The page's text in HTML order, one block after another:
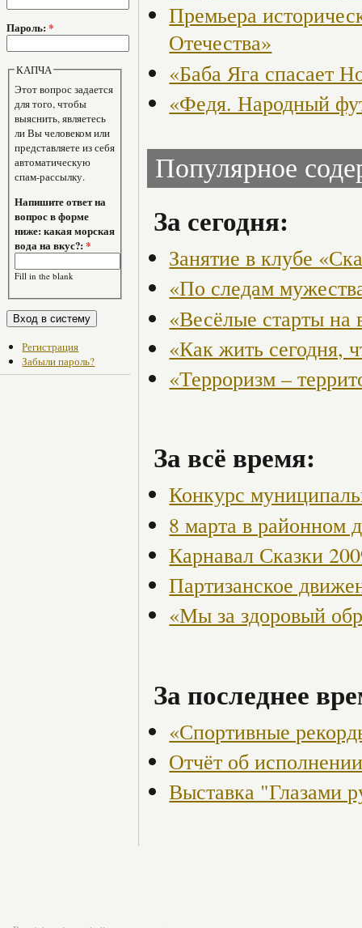
Пароль: *
КАПЧА
Этот вопрос задается
для того, чтобы
выяснить, являетесь
ли Вы человеком или
представляете из себя
автоматическую
спам-рассылку.
Напишите ответ на
вопрос в форме
ниже: какая морская
вода на вкус?:*
Fill in the blank
Регистрация
Забыли пароль?
Премьера
Отечества»
«Баба Яга спасает
«Федя. Народный
Популярное
За сегодня:
Занятие в клубе
«По следам
«Весёлые старты на
«Как жить сегодня,
«Терроризм –
За всё время:
Конкурс
8 марта в районном
Карнавал Сказки
Партизанское
«Мы за здоровый
За последнее
«Спортивные
Отчёт об
Выставка "Глазами